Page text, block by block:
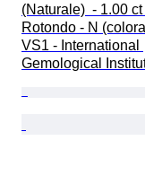
(Naturale)  - 1.00 ct
Rotondo - N
VS1 - International
Gemological